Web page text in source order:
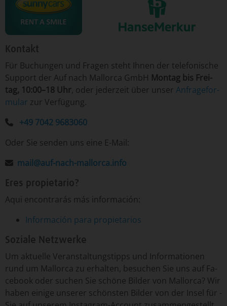
Kontakt
Für ­Bu­chun­gen un­d Fra­gen ­steht Ih­nen der te­le­fo­nische
Sup­port der Auf nach Mallorca GmbH Mon­tag ­bis Frei­
tag, 10:00–18 Uhr, o­der je­der­zeit ­über­ un­ser An­fra­ge­for­
mu­lar ­zur Ver­fü­gung.
+49 7042 9683060
Oder Sie senden uns eine E-Mail:
mail@auf-nach-mallorca.info
Eres propietario?
Aqui encontrarás más información:
Información para propietarios
Soziale Netzwerke
Um­ ak­tu­el­le ­Ver­an­stal­tungs­tipp­s un­d ­In­for­ma­tio­nen
run­d um ­Mal­lor­ca ­zu er­hal­ten, ­be­su­chen ­Sie uns auf Fa­
ce­book o­der ­su­chen ­Sie ­schö­ne ­Bil­der von ­Mal­lor­ca? Wir
ha­ben ei­ni­ge un­se­rer ­schöns­ten ­Bil­der von ­der In­sel ­für ­